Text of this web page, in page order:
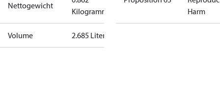
Nettogewicht
Kilogramm
Volume 2.685 Liter
Harm